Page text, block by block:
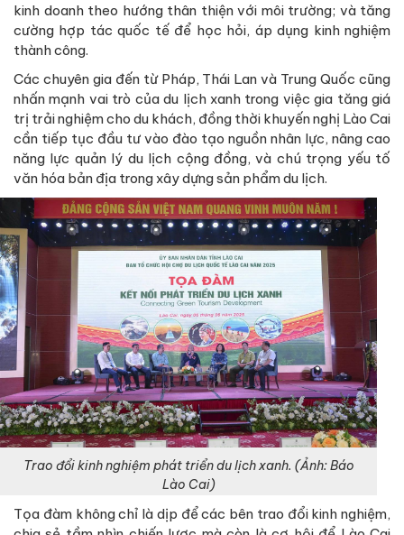
kinh doanh theo hướng thân thiện với môi trường; và tăng
cường hợp tác quốc tế để học hỏi, áp dụng kinh nghiệm
thành công.
Các chuyên gia đến từ Pháp, Thái Lan và Trung Quốc cũng
nhấn mạnh vai trò của du lịch xanh trong việc gia tăng giá
trị trải nghiệm cho du khách, đồng thời khuyến nghị Lào Cai
cần tiếp tục đầu tư vào đào tạo nguồn nhân lực, nâng cao
năng lực quản lý du lịch cộng đồng, và chú trọng yếu tố
văn hóa bản địa trong xây dựng sản phẩm du lịch.
Trao đổi kinh nghiệm phát triển du lịch xanh. (Ảnh: Báo
Lào Cai)
Tọa đàm không chỉ là dịp để các bên trao đổi kinh nghiệm,